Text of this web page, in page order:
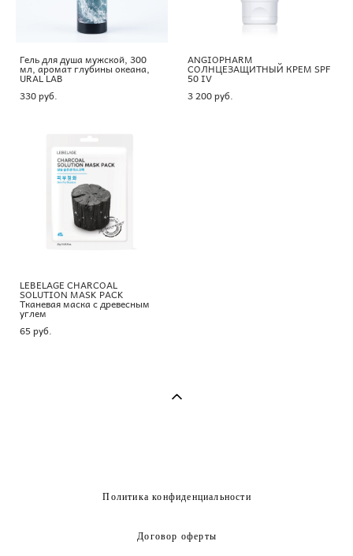
Гель для душа мужской, 300
мл, аромат глубины океана,
URAL LAB
330 pуб.
ANGIOPHARM
СОЛНЦЕЗАЩИТНЫЙ КРЕМ SPF
50 IV
3 200 pуб.
LEBELAGE CHARCOAL
SOLUTION MASK PACK
Тканевая маска с древесным
углем
65 pуб.
Политика конфиденциальности
Договор оферты